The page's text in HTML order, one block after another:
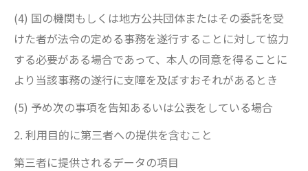
(4) 国の機関もしくは地方公共団体またはその委託を受
けた者が法令の定める事務を遂行することに対して協力
する必要がある場合であって、本人の同意を得ることに
より当該事務の遂行に支障を及ぼすおそれがあるとき
(5) 予め次の事項を告知あるいは公表をしている場合
2. 利用目的に第三者への提供を含むこと
第三者に提供されるデータの項目